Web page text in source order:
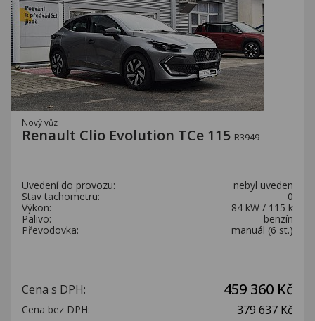
Nový vůz
Renault Clio Evolution TCe 115 R3949
Uvedení do provozu:
nebyl uveden
Stav tachometru:
0
Výkon:
84 kW / 115 k
Palivo:
benzín
Převodovka:
manuál (6 st.)
Cena s DPH: 459 360 Kč
Cena bez DPH: 379 637 Kč